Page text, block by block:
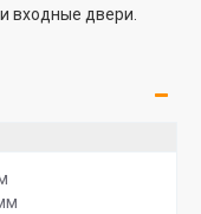
входные двери.